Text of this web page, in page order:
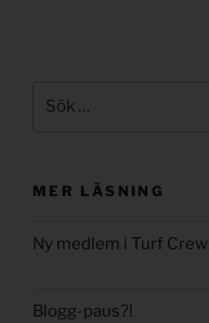
MER LÄSNING
Ny medlem i Turf
Blogg-paus?!